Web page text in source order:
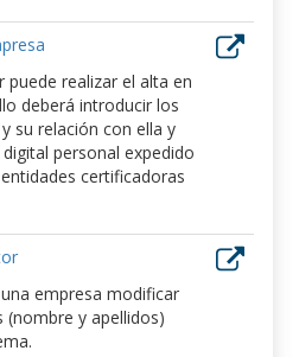
puede realizar el alta en
deberá introducir los
su relación con ella y
personal expedido
certificadoras
empresa modificar
(nombre y apellidos)